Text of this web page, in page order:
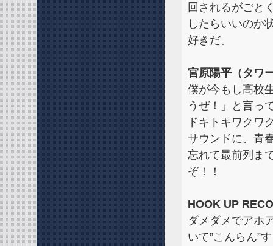
回されるがごと
したらいいのか
好きだ。
宮原陽平（タワ
僕が今もし高校
うぜ！」と言っ
ドキトキワクワ
サウンドに、青
忘れて最前列ま
ぞ！！
HOOK UP
ダメダメでアホ
いて”こんらん”